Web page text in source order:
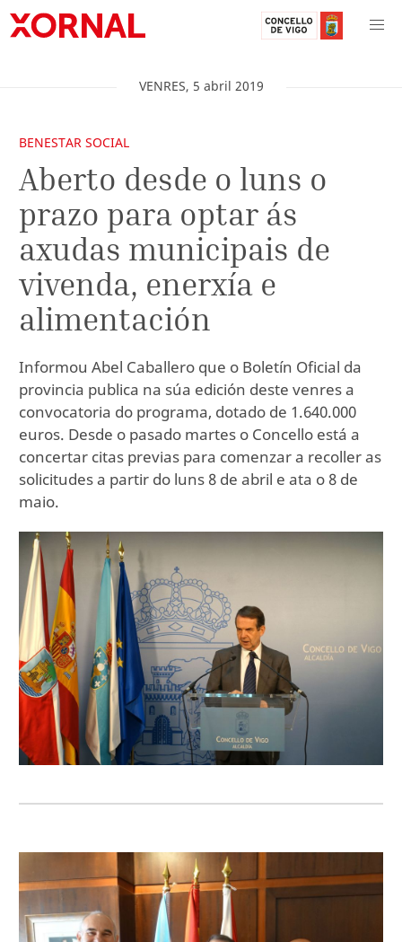
VENRES, 5 abril 2019
BENESTAR SOCIAL
Aberto desde o luns o
prazo para optar ás
axudas municipais de
vivenda, enerxía e
alimentación
Informou Abel Caballero que o Boletín Oficial da
provincia publica na súa edición deste venres a
convocatoria do programa, dotado de 1.640.000
euros. Desde o pasado martes o Concello está a
concertar citas previas para comenzar a recoller as
solicitudes a partir do luns 8 de abril e ata o 8 de
maio.